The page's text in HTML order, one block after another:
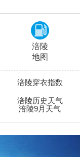
涪陵
地图
涪陵穿衣指数
涪陵历史天气
涪陵9月天气